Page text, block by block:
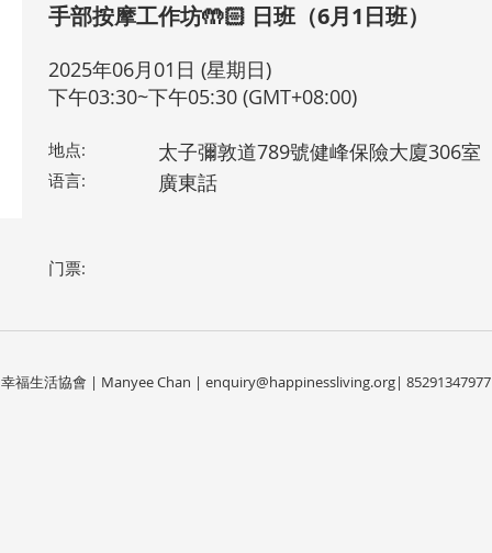
手部按摩工作坊🤲🏻 日班（6月1日班）
2025年06月01日 (星期日)
下午03:30~下午05:30 (GMT+08:00)
地点: 太子彌敦道789號健峰保險大廈306室
语言: 廣東話
门票:
幸福生活協會 | Manyee Chan | enquiry@happinessliving.org| 85291347977